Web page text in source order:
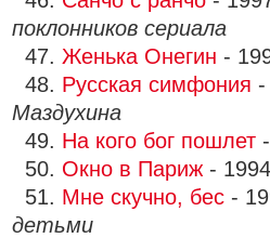
поклонников сериала
47. Женька Онегин -
48. Русская симфония
Маздухина
49. На кого бог пошлет
50. Окно в Париж -
51. Мне скучно, бес -
детьми